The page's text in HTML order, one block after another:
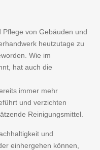
Pflege von Gebäuden und
heutzutage zu
Wie im
hat auch die
immer mehr
und verzichten
Reinigungsmittel.
und
einhergehen können,